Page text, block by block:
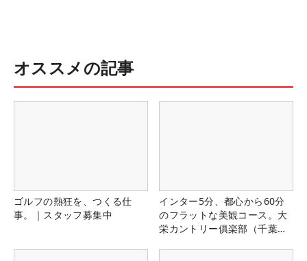
オススメの記事
ゴルフの熱狂を、つくる仕
事。｜スタッフ募集中
インター5分、都心から60分
のフラットな美観コース。大
栄カントリー俱楽部（千葉